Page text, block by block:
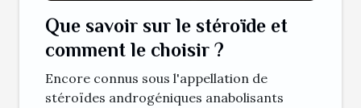
Que savoir sur le stéroïde et
comment le choisir ?
Encore connus sous l'appellation de
stéroïdes androgéniques anabolisants